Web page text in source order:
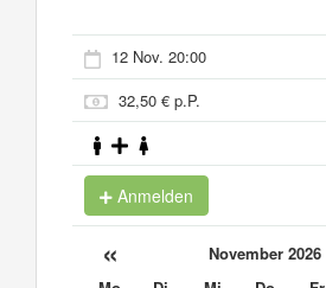
12 Nov. 20:00
32,50 € p.P.
Anmelden
« November 2026